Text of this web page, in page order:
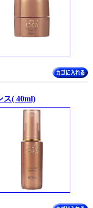
( 40ml)